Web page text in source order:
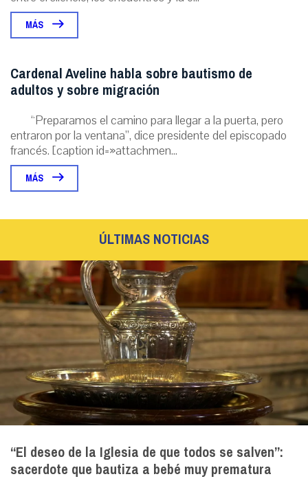
MÁS
Cardenal Aveline habla sobre bautismo de
adultos y sobre migración
“Preparamos el camino para llegar a la puerta, pero
entraron por la ventana”, dice presidente del episcopado
francés. [caption id=»attachmen...
MÁS
ÚLTIMAS NOTICIAS
“El deseo de la Iglesia de que todos se salven”:
sacerdote que bautiza a bebé muy prematura